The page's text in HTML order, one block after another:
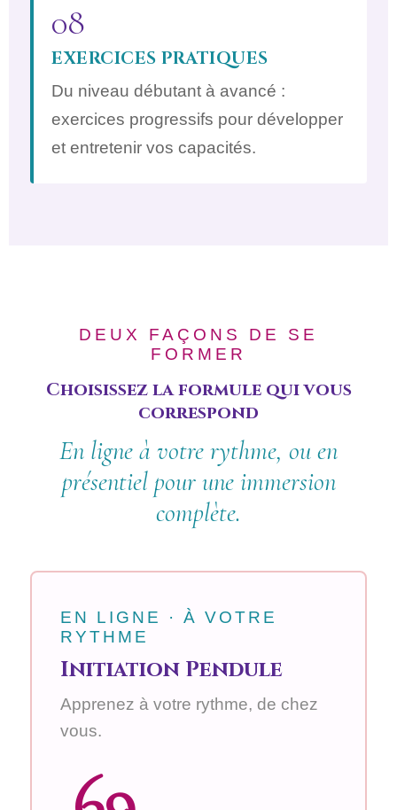
08
EXERCICES PRATIQUES
Du niveau débutant à avancé :
exercices progressifs pour développer
et entretenir vos capacités.
DEUX FAÇONS DE SE
FORMER
Choisissez la formule qui vous
correspond
En ligne à votre rythme, ou en
présentiel pour une immersion
complète.
EN LIGNE · À VOTRE
RYTHME
Initiation Pendule
Apprenez à votre rythme, de chez
vous.